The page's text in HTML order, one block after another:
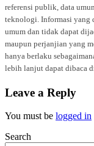
referensi publik, data
teknologi. Informasi yang
umum dan tidak dapat
maupun perjanjian yang
hanya berlaku
lebih lanjut dapat dibaca
Leave a Reply
You must be logged in
Search